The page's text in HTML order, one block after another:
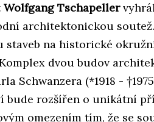
Wolfgang Tschapeller
architektonickou soutež.
staveb na historické
dvou budov
Schwanzera (*1918 -
rozšířen o unikátní
omezením tím, že se